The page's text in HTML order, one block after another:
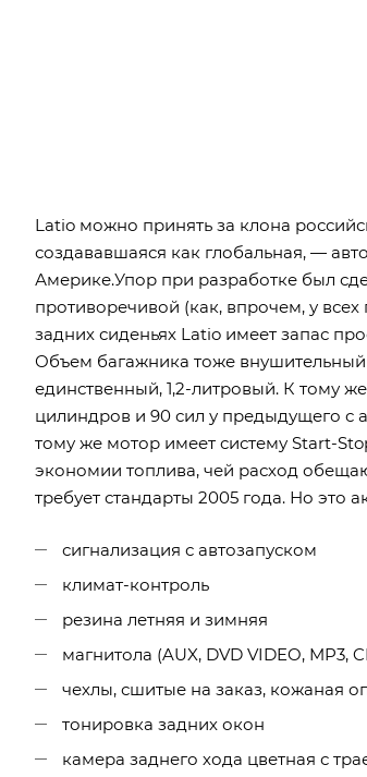
Latio можно принять за клона
создававшаяся как глобальная, —
Америке.Упор при разработке был
противоречивой (как, впрочем, у
задних сиденьях Latio имеет запас
Объем багажника тоже
единственный, 1,2-литровый. К тому
цилиндров и 90 сил у предыдущего с
тому же мотор имеет систему Start-
экономии топлива, чей расход
требует стандарты 2005 года. Но это
сигнализация с автозапуском
климат-контроль
резина летняя и зимняя
магнитола (AUX, DVD VIDEO, MP3,
чехлы, сшитые на заказ, кожаная
тонировка задних окон
камера заднего хода цветная с